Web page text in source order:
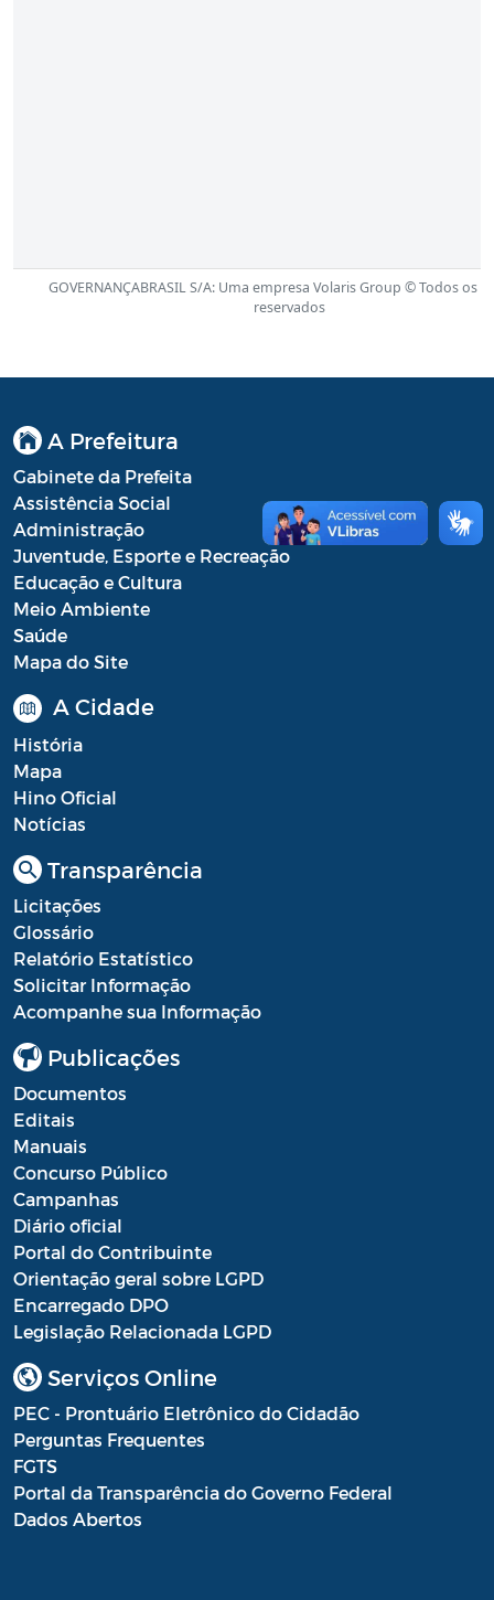
A Prefeitura
Gabinete da Prefeita
Assistência Social
Administração
Juventude, Esporte e Recreação
Educação e Cultura
Meio Ambiente
Saúde
Mapa do Site
A Cidade
História
Mapa
Hino Oficial
Notícias
Transparência
Licitações
Glossário
Relatório Estatístico
Solicitar Informação
Acompanhe sua Informação
Publicações
Documentos
Editais
Manuais
Concurso Público
Campanhas
Diário oficial
Portal do Contribuinte
Orientação geral sobre LGPD
Encarregado DPO
Legislação Relacionada LGPD
Serviços Online
PEC - Prontuário Eletrônico do Cidadão
Perguntas Frequentes
FGTS
Portal da Transparência do Governo Federal
Dados Abertos